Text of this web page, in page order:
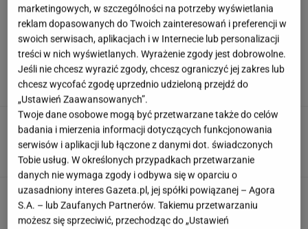
Polacy wskazali najlepszą pierwszą
damę. Zdeklasowała konkurencję
Ciągnie cię do niedostępnych osób?
Psychologia mówi o powodach
Quiz. Oglądałeś polskie filmy i seriale w PRL-
u? Kto zagrał główną rolę?
marketingowych, w szczególności na potrzeby wyświetlania
reklam dopasowanych do Twoich zainteresowań i preferencji w
swoich serwisach, aplikacjach i w Internecie lub personalizacji
treści w nich wyświetlanych. Wyrażenie zgody jest dobrowolne.
Jeśli nie chcesz wyrazić zgody, chcesz ograniczyć jej zakres lub
chcesz wycofać zgodę uprzednio udzieloną przejdź do
„Ustawień Zaawansowanych”.
Twoje dane osobowe mogą być przetwarzane także do celów
badania i mierzenia informacji dotyczących funkcjonowania
serwisów i aplikacji lub łączone z danymi dot. świadczonych
Tobie usług. W określonych przypadkach przetwarzanie
danych nie wymaga zgody i odbywa się w oparciu o
uzasadniony interes Gazeta.pl, jej spółki powiązanej – Agora
S.A. – lub Zaufanych Partnerów. Takiemu przetwarzaniu
możesz się sprzeciwić, przechodząc do „Ustawień